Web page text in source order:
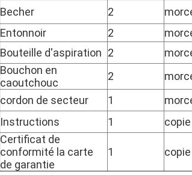
Becher 2
Entonnoir 2
Bouteille d'aspiration 2
Bouchon en
caoutchouc
2
cordon de secteur 1
Instructions 1 copie
Certificat de
conformité la carte
de garantie
1 copie